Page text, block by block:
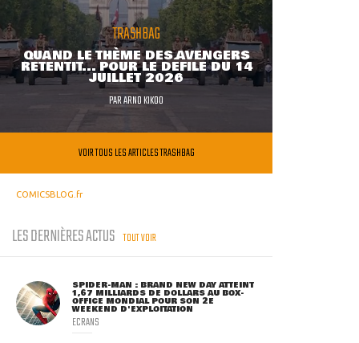
TRASHBAG
QUAND LE THÈME DES AVENGERS
RETENTIT... POUR LE DÉFILÉ DU 14
JUILLET 2026
PARARNO KIKOO
VOIR TOUS LES ARTICLES TRASHBAG
COMICSBLOG.fr
LES DERNIÈRES ACTUS TOUT VOIR
SPIDER-MAN : BRAND NEW DAY ATTEINT
1,67 MILLIARDS DE DOLLARS AU BOX-
OFFICE MONDIAL POUR SON 2E
WEEKEND D'EXPLOITATION
ECRANS